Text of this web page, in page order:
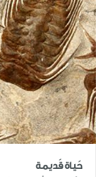
حَياة قَديمة